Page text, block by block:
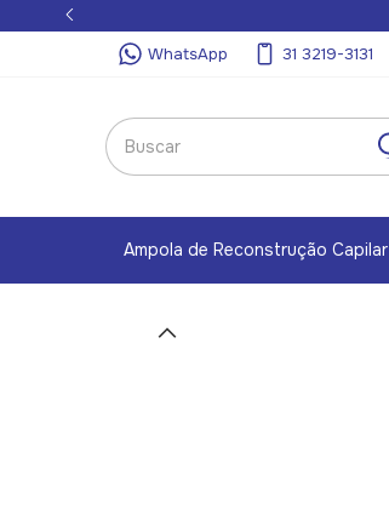
WhatsApp 31 3219-3131
Ampola de Reconstrução Capilar